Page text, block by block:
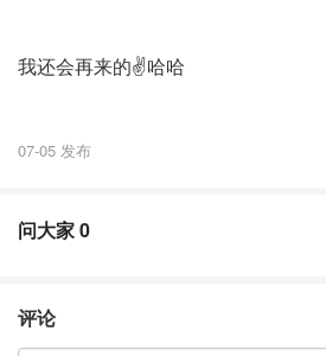
我还会再来的✌️哈哈
07-05 发布
问大家0
评论